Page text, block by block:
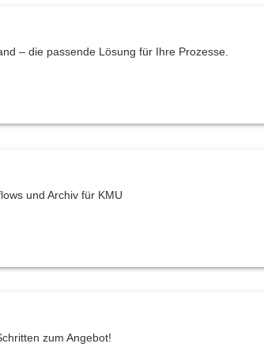
– die passende Lösung für Ihre Prozesse.
und Archiv für KMU
zum Angebot!